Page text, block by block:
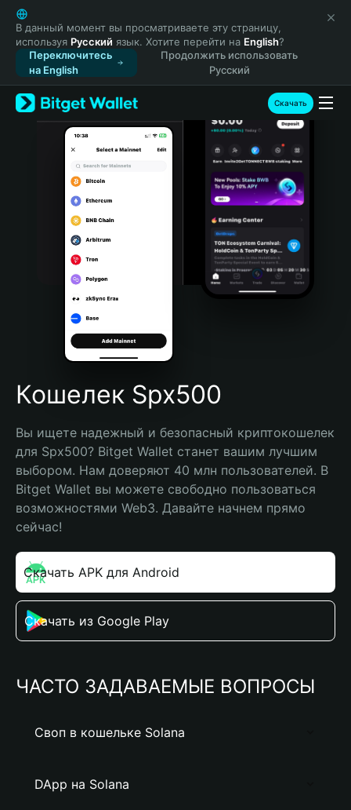
English
日本語
Tiếng Việt
Русский
Español (Latinoamérica)
Türkçe
Italiano
Português (Portugal)
Bahasa Indonesia
Português (Brasil)
Español (Argentina)
В данный момент вы просматриваете эту страницу,
используя Русский язык. Хотите перейти на English?
Переключитесь
на English
Продолжить использовать
Русский
Скачать
Кошелек Spx500
Вы ищете надежный и безопасный криптокошелек
для Spx500? Bitget Wallet станет вашим лучшим
выбором. Нам доверяют 40 млн пользователей. В
Bitget Wallet вы можете свободно пользоваться
возможностями Web3. Давайте начнем прямо
сейчас!
Скачать APK для Android
Скачать из Google Play
ЧАСТО ЗАДАВАЕМЫЕ ВОПРОСЫ
Своп в кошельке Solana
DApp на Solana